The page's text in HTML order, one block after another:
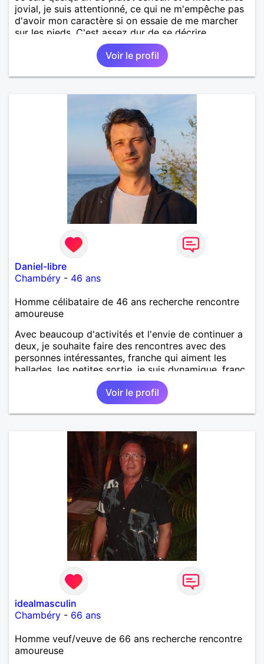
jovial, je suis attentionné, ce qui ne m'empêche pas
d'avoir mon caractère si on essaie de me marcher
sur les pieds. C'est assez dur de se décrire
objectivement, le mieux étant de venir discuter avec
moi pour apprendre à me connaître.
Voir le profil
Daniel-libre
Chambéry - 46 ans
Homme célibataire de 46 ans recherche rencontre
amoureuse
Avec beaucoup d'activités et l'envie de continuer a
deux, je souhaite faire des rencontres avec des
personnes intéressantes, franche qui aiment les
ballades, les petites sortie, je suis dynamique, franc
et sincère je vit la vie à fond je suis 100%, mais le
reste est à découvrir.Voir le profil
idealmasculin
Chambéry - 66 ans
Homme veuf/veuve de 66 ans recherche rencontre
amoureuse